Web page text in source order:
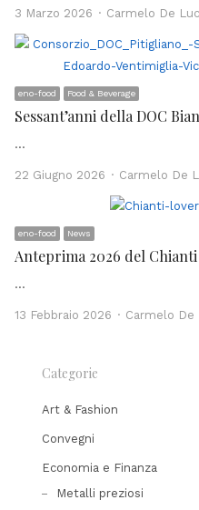
3 Marzo 2026 Author
Carmelo De
eno-food Food & Beverage
Sessant’anni della DOC
…
22 Giugno 2026 Author
Carmelo De
eno-food News
Anteprima 2026 del
…
13 Febbraio 2026 Author
Carmelo De
Categorie
Art & Fashion
Convegni
Economia e Finanza
Metalli preziosi